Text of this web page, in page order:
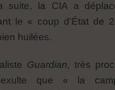
suite, la CIA a
le « coup d'État de
huilées.
Guardian, très
que « la